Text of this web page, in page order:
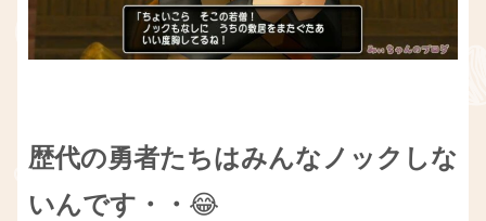
歴代の勇者たちはみんなノックしな
いんです・・ 😂